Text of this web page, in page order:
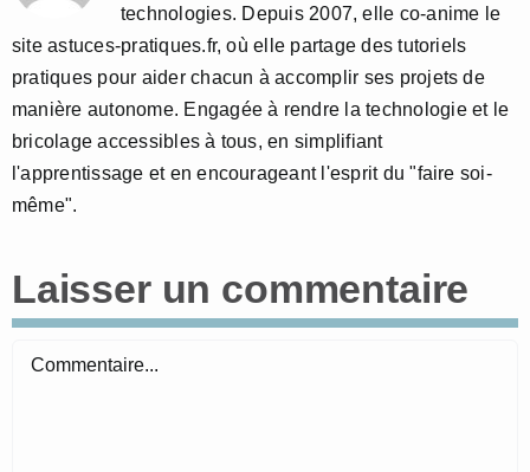
technologies. Depuis 2007, elle co-anime le
site astuces-pratiques.fr, où elle partage des tutoriels
pratiques pour aider chacun à accomplir ses projets de
manière autonome. Engagée à rendre la technologie et le
bricolage accessibles à tous, en simplifiant
l'apprentissage et en encourageant l'esprit du "faire soi-
même".
Laisser un commentaire
Commentaire